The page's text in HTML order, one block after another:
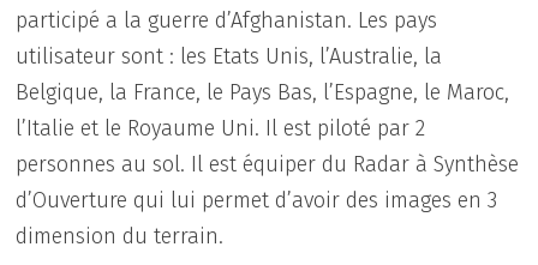
participé a la guerre d’Afghanistan. Les pays
utilisateur sont : les Etats Unis, l’Australie, la
Belgique, la France, le Pays Bas, l’Espagne, le Maroc,
l’Italie et le Royaume Uni. Il est piloté par 2
personnes au sol. Il est équiper du Radar à Synthèse
d’Ouverture qui lui permet d’avoir des images en 3
dimension du terrain.